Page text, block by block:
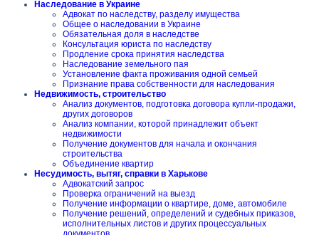
Наследование в Украине
Адвокат по наследству, разделу имущества
Общее о наследовании в Украине
Обязательная доля в наследстве
Консультация юриста по наследству
Продление срока принятия наследства
Наследование земельного пая
Установление факта проживания одной семьей
Признание права собственности для наследования
Недвижимость, строительство
Анализ документов, подготовка договора купли-продажи,
других договоров
Анализ компании, которой принадлежит объект
недвижимости
Получение документов для начала и окончания
строительства
Объединение квартир
Несудимость, вытяг, справки в Харькове
Адвокатский запрос
Проверка ограничений на выезд
Получение информации о квартире, доме, автомобиле
Получение решений, определений и судебных приказов,
исполнительных листов и других процессуальных